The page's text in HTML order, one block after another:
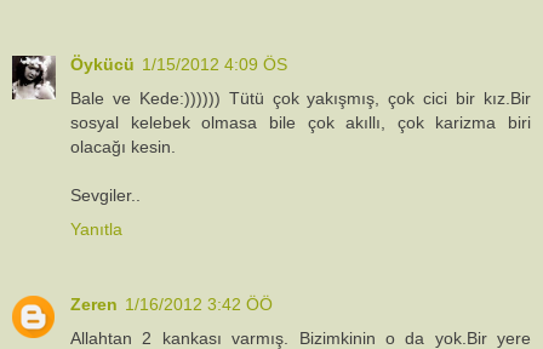
Öykücü 1/15/2012 4:09 ÖS
Bale ve Kede:)))))) Tütü çok yakışmış, çok cici bir kız.Bir
sosyal kelebek olmasa bile çok akıllı, çok karizma biri
olacağı kesin.
Sevgiler..
Yanıtla
Zeren 1/16/2012 3:42 ÖÖ
Allahtan 2 kankası varmış. Bizimkinin o da yok.Bir yere